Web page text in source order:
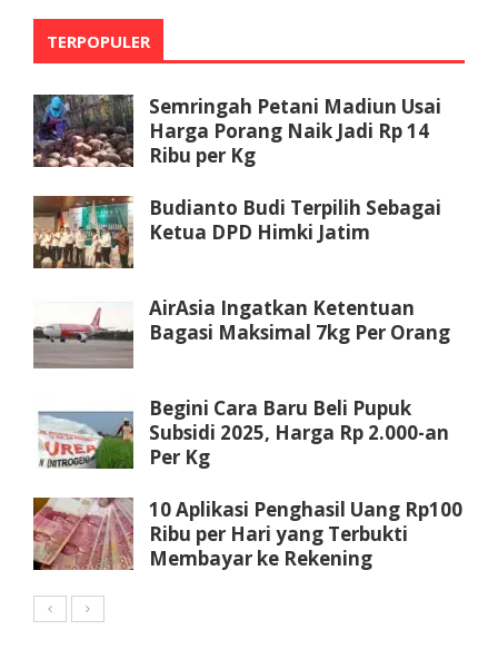
TERPOPULER
Semringah Petani Madiun Usai
Harga Porang Naik Jadi Rp 14
Ribu per Kg
Budianto Budi Terpilih Sebagai
Ketua DPD Himki Jatim
AirAsia Ingatkan Ketentuan
Bagasi Maksimal 7kg Per Orang
Begini Cara Baru Beli Pupuk
Subsidi 2025, Harga Rp 2.000-an
Per Kg
10 Aplikasi Penghasil Uang Rp100
Ribu per Hari yang Terbukti
Membayar ke Rekening